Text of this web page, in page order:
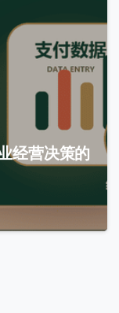
经营决策的